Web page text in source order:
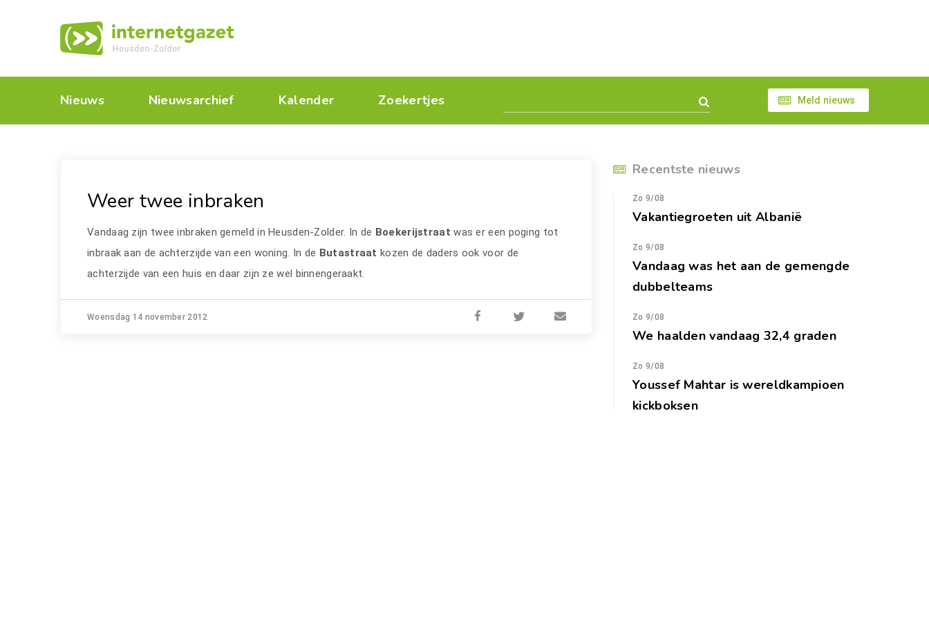
Nieuws Nieuwsarchief Kalender Zoekertjes Meld nieuws
Weer twee inbraken
Vandaag zijn twee inbraken gemeld in Heusden-Zolder. In de Boekerijstraat was er een poging tot
inbraak aan de achterzijde van een woning. In de Butastraat kozen de daders ook voor de
achterzijde van een huis en daar zijn ze wel binnengeraakt.
Woensdag 14 november 2012
Recentste nieuws
Zo 9/08
Vakantiegroeten uit Albanië
Zo 9/08
Vandaag was het aan de gemengde
dubbelteams
Zo 9/08
We haalden vandaag 32,4 graden
Zo 9/08
Youssef Mahtar is wereldkampioen
kickboksen